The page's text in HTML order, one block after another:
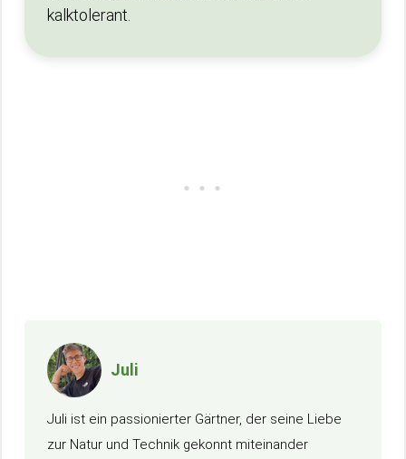
kalktolerant.
Juli
Juli ist ein passionierter Gärtner, der seine Liebe
zur Natur und Technik gekonnt miteinander